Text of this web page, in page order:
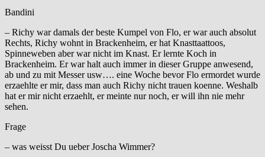
Bandini
– Richy war damals der beste Kumpel von Flo, er war auch absolut
Rechts, Richy wohnt in Brackenheim, er hat Knasttaattoos,
Spinneweben aber war nicht im Knast. Er lernte Koch in
Brackenheim. Er war halt auch immer in dieser Gruppe anwesend,
ab und zu mit Messer usw…. eine Woche bevor Flo ermordet wurde
erzaehlte er mir, dass man auch Richy nicht trauen koenne. Weshalb
hat er mir nicht erzaehlt, er meinte nur noch, er will ihn nie mehr
sehen.
Frage
– was weisst Du ueber Joscha Wimmer?